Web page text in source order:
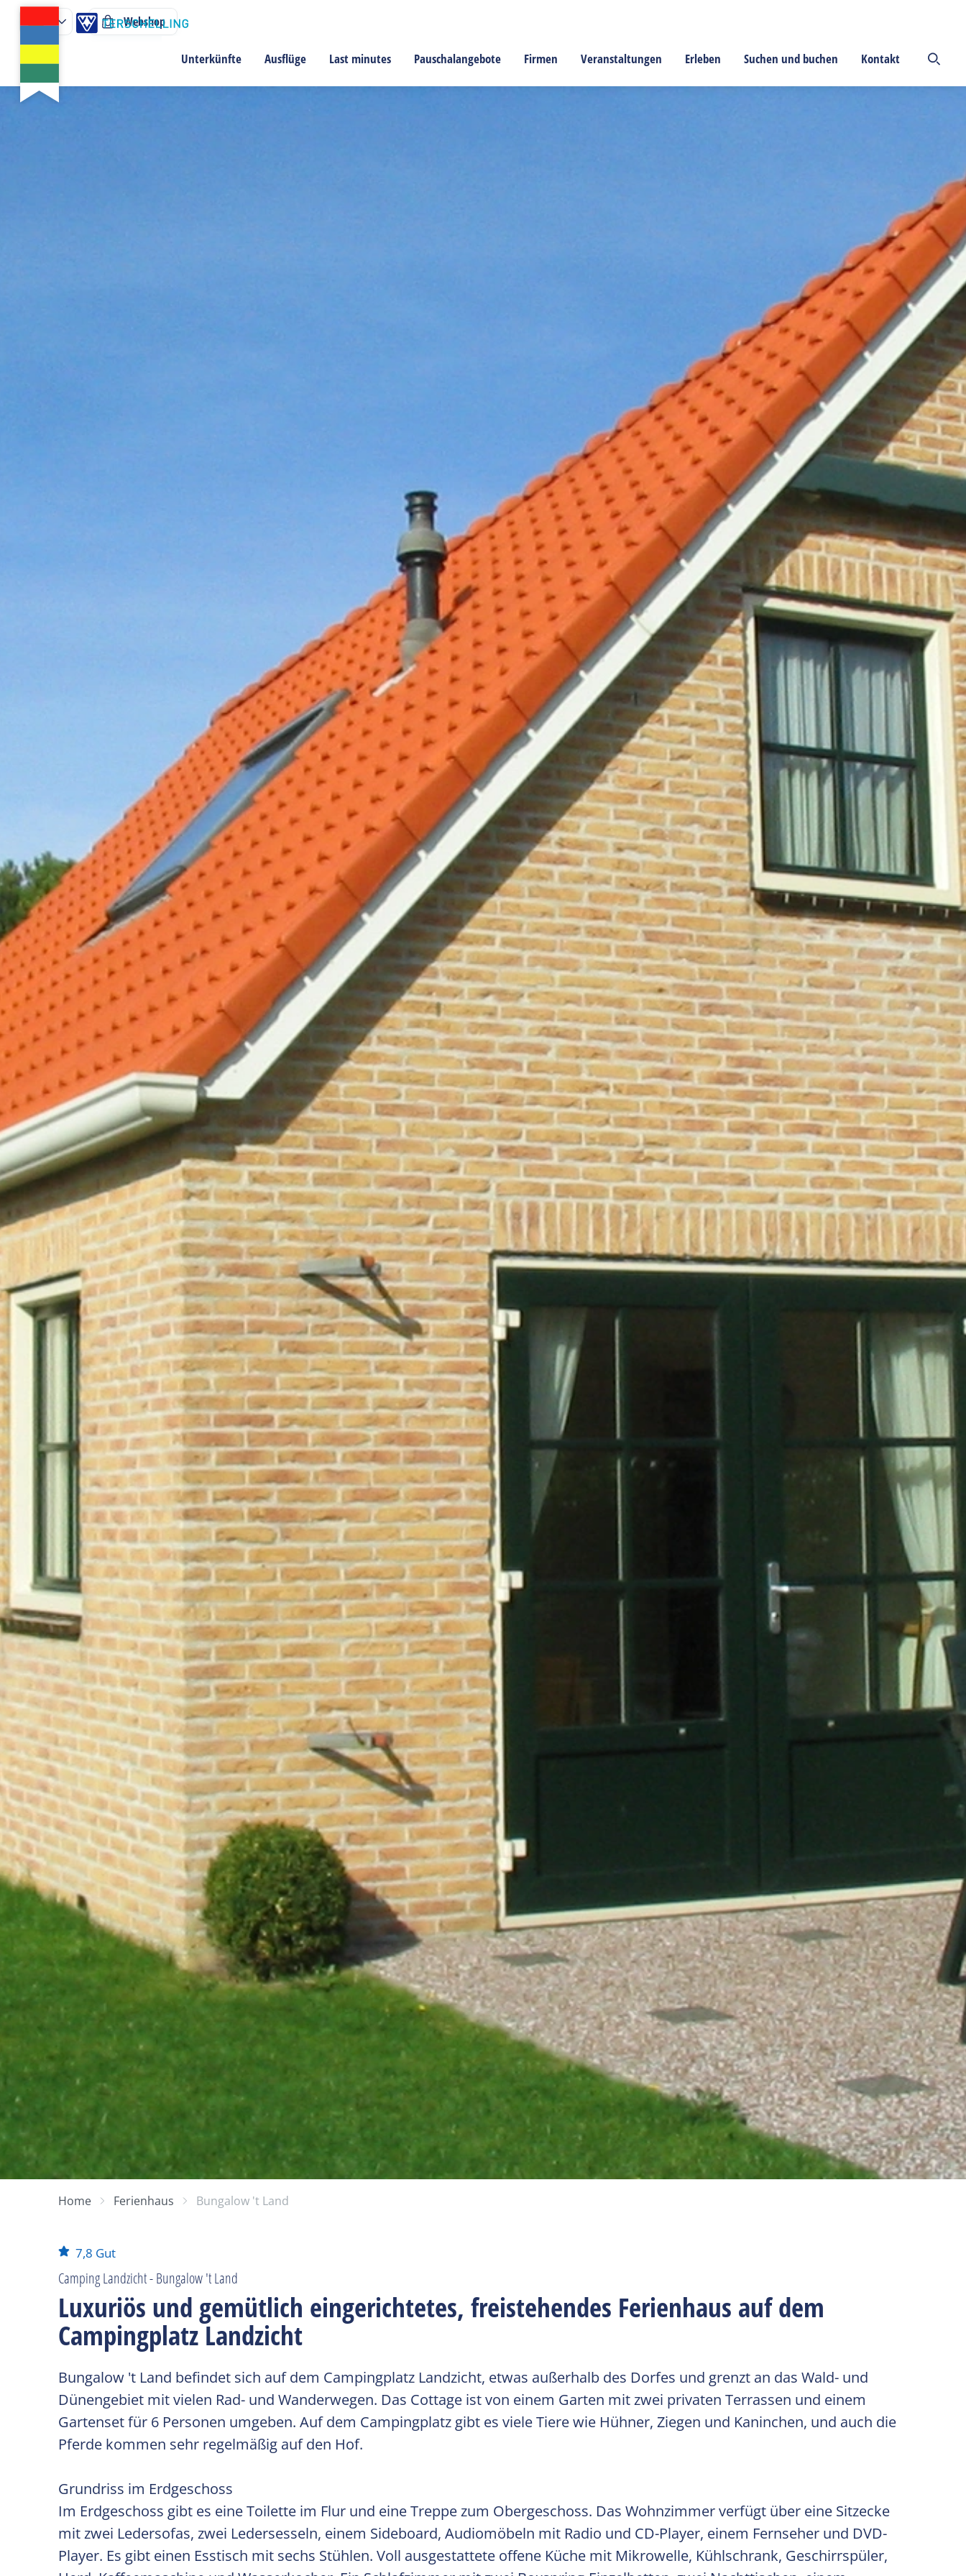
Unterkünfte Ausflüge Last minutes Pauschalangebote Firmen Veranstaltungen Erleben Suchen und buchen Kontakt
Webshop
Home Ferienhaus Bungalow 't Land
7,8 Gut
Camping Landzicht - Bungalow 't Land
Luxuriös und gemütlich eingerichtetes, freistehendes Ferienhaus auf dem
Campingplatz Landzicht
Bungalow 't Land befindet sich auf dem Campingplatz Landzicht, etwas außerhalb des Dorfes und grenzt an das Wald- und
Dünengebiet mit vielen Rad- und Wanderwegen. Das Cottage ist von einem Garten mit zwei privaten Terrassen und einem
Gartenset für 6 Personen umgeben. Auf dem Campingplatz gibt es viele Tiere wie Hühner, Ziegen und Kaninchen, und auch die
Pferde kommen sehr regelmäßig auf den Hof.
Grundriss im Erdgeschoss
Im Erdgeschoss gibt es eine Toilette im Flur und eine Treppe zum Obergeschoss. Das Wohnzimmer verfügt über eine Sitzecke
mit zwei Ledersofas, zwei Ledersesseln, einem Sideboard, Audiomöbeln mit Radio und CD-Player, einem Fernseher und DVD-
Player. Es gibt einen Esstisch mit sechs Stühlen. Voll ausgestattete offene Küche mit Mikrowelle, Kühlschrank, Geschirrspüler,